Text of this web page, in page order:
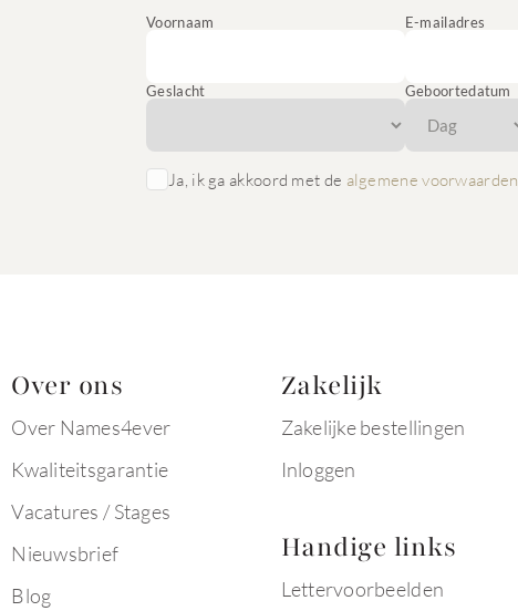
Voornaam E-mailadres
Geslacht Geboortedatum
Ja, ik ga akkoord met de algemene voorwaarden
Over ons
Over Names4ever
Kwaliteitsgarantie
Vacatures / Stages
Nieuwsbrief
Blog
Zakelijk
Zakelijke bestellingen
Inloggen
Handige links
Lettervoorbeelden